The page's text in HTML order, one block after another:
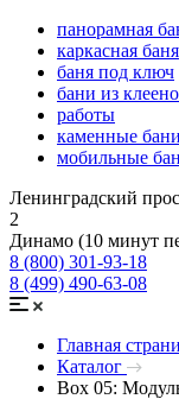
панорамная
каркасная баня
баня под ключ
бани из
работы
каменные бани
мобильные
Ленинградский
2
Динамо (10 минут
8 (800) 301-93-18
8 (499) 490-63-08
Главная
Каталог
Box 05: